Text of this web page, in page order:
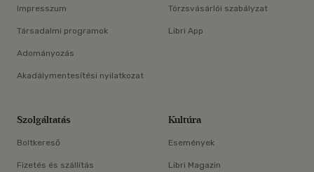
Impresszum
Társadalmi programok
Adományozás
Akadálymentesítési nyilatkozat
Törzsvásárlói szabályzat
Libri App
Szolgáltatás
Boltkereső
Fizetés és szállítás
Kultúra
Események
Libri Magazin